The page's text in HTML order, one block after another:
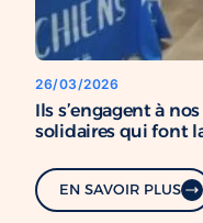
26/03/2026
Ils s’engagent à
solidaires qui font
EN SAVOIR PLUS